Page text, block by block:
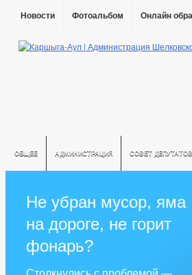
Новости Фотоальбом Онлайн
ОБЩЕЕ АДМИНИСТРАЦИЯ СОВЕТ ДЕПУТАТОВ
Не убран мусор, яма
на дороге, не горит
фонарь?